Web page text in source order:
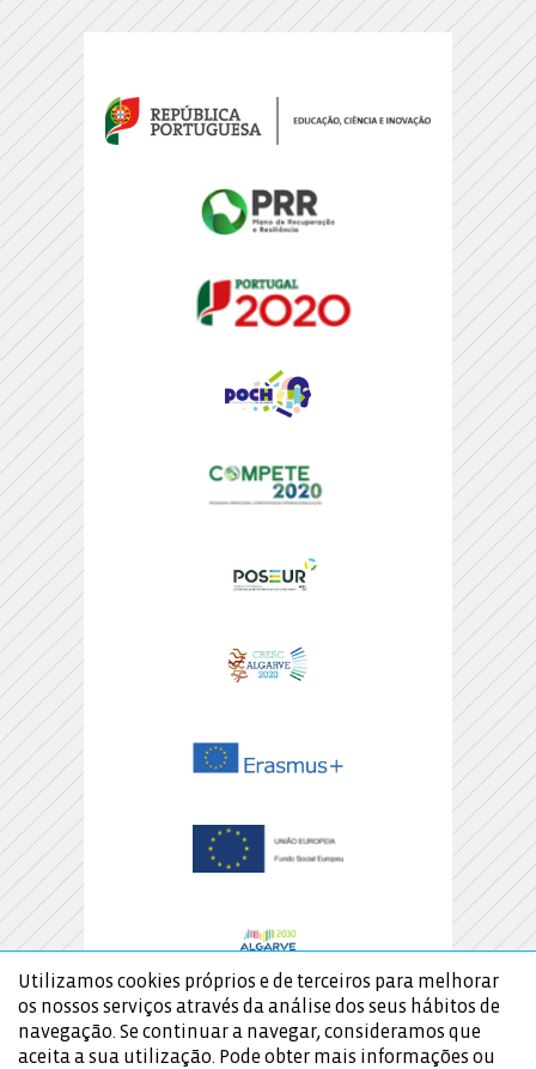
Utilizamos cookies próprios e de terceiros para melhorar
os nossos serviços através da análise dos seus hábitos de
navegação. Se continuar a navegar, consideramos que
aceita a sua utilização. Pode obter mais informações ou